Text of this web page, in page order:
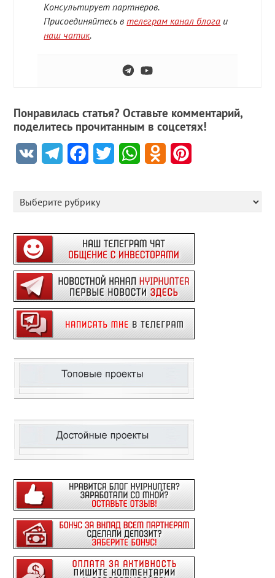
Консультирует партнеров.
Присоединяйтесь втелеграм канал блога и
наш чатик.
Понравилась статья? Оставьте комментарий,
поделитесь прочитанным в соцсетях!
VK TelegramFacebookTwitter WhatsAppOdnoklassniki